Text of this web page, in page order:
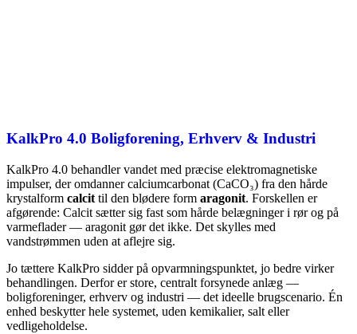
KalkPro 4.0 Boligforening, Erhverv & Industri
KalkPro 4.0 behandler vandet med præcise elektromagnetiske
impulser, der omdanner calciumcarbonat (CaCO₃) fra den hårde
krystalform calcit til den blødere form aragonit. Forskellen er
afgørende: Calcit sætter sig fast som hårde belægninger i rør og på
varmeflader — aragonit gør det ikke. Det skylles med
vandstrømmen uden at aflejre sig.
Jo tættere KalkPro sidder på opvarmningspunktet, jo bedre virker
behandlingen. Derfor er store, centralt forsynede anlæg —
boligforeninger, erhverv og industri — det ideelle brugscenario. Én
enhed beskytter hele systemet, uden kemikalier, salt eller
vedligeholdelse.